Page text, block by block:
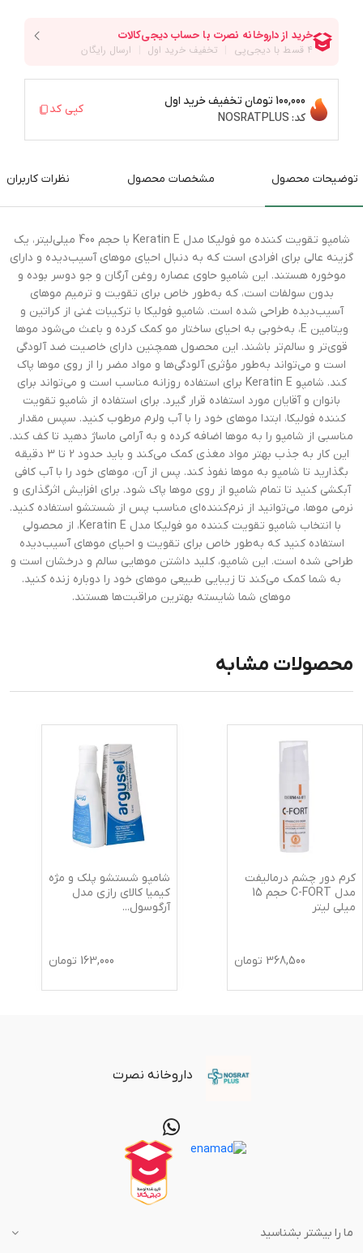
100,000 تومان
تخفیف خرید اول
کد: NOSRATPLUS
کپی کد
توضیحات محصول مشخصات محصول نظرات کاربران
شامپو تقویت کننده مو فولیکا مدل Keratin E با حجم 400 میلی‌لیتر، یک
گزینه عالی برای افرادی است که به دنبال احیای موهای آسیب‌دیده و دارای
موخوره هستند. این شامپو حاوی عصاره روغن آرگان و جو دوسر بوده و
بدون سولفات است، که به‌طور خاص برای تقویت و ترمیم موهای
آسیب‌دیده طراحی شده است. شامپو فولیکا با ترکیبات غنی از کراتین و
ویتامین E، به‌خوبی به احیای ساختار مو کمک کرده و باعث می‌شود موها
قوی‌تر و سالم‌تر باشند. این محصول همچنین دارای خاصیت ضد آلودگی
است و می‌تواند به‌طور مؤثری آلودگی‌ها و مواد مضر را از روی موها پاک
کند. شامپو Keratin E برای استفاده روزانه مناسب است و می‌تواند برای
بانوان و آقایان مورد استفاده قرار گیرد. برای استفاده از شامپو تقویت
کننده فولیکا، ابتدا موهای خود را با آب ولرم مرطوب کنید. سپس مقدار
مناسبی از شامپو را به موها اضافه کرده و به آرامی ماساژ دهید تا کف کند.
این کار به جذب بهتر مواد مغذی کمک می‌کند و باید حدود 2 تا 3 دقیقه
بگذارید تا شامپو به موها نفوذ کند. پس از آن، موهای خود را با آب کافی
آبکشی کنید تا تمام شامپو از روی موها پاک شود. برای افزایش اثرگذاری و
نرمی موها، می‌توانید از نرم‌کننده‌ای مناسب پس از شستشو استفاده کنید.
با انتخاب شامپو تقویت کننده مو فولیکا مدل Keratin E، از محصولی
استفاده کنید که به‌طور خاص برای تقویت و احیای موهای آسیب‌دیده
طراحی شده است. این شامپو، کلید داشتن موهایی سالم و درخشان است و
به شما کمک می‌کند تا زیبایی طبیعی موهای خود را دوباره زنده کنید.
موهای شما شایسته بهترین مراقبت‌ها هستند.
محصولات مشابه
کرم دور چشم درمالیفت
مدل C-FORT حجم 15
میلی لیتر
368,500 تومان
شامپو شستشو پلک و مژه
کیمیا کالای رازی مدل
آرگوسول...
163,000 تومان
داروخانه نصرت
ما را بیشتر بشناسید